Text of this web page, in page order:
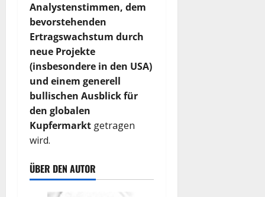
Analystenstimmen, dem
bevorstehenden
Ertragswachstum durch
neue Projekte
(insbesondere in den USA)
und einem generell
bullischen Ausblick für
den globalen
Kupfermarkt getragen
wird.
ÜBER DEN AUTOR